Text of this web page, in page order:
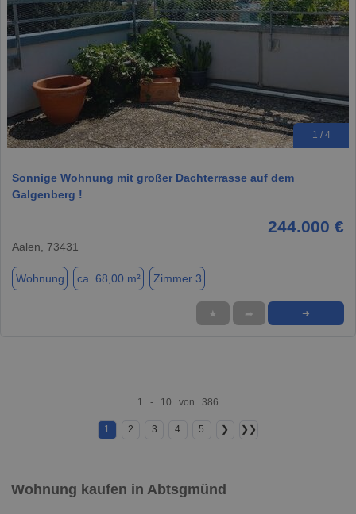
1 / 4
Sonnige Wohnung mit großer Dachterrasse auf dem
Galgenberg !
244.000 €
Aalen, 73431
Wohnung ca. 68,00 m² Zimmer 3
★ ➦ ➜
1 - 10 von 386
1 2 3 4 5 ❯ ❯❯
Wohnung kaufen in Abtsgmünd